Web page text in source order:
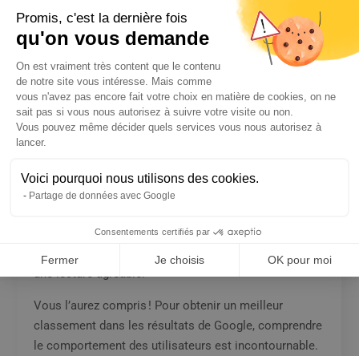
Promis, c'est la dernière fois
qu'on vous demande
Plateforme de Gestion du
On est vraiment très content que le contenu
de notre site vous intéresse. Mais comme
vous n'avez pas encore fait votre choix en matière de cookies, on ne
sait pas si vous nous autorisez à suivre votre visite ou non.
Vous pouvez même décider quels services vous nous autorisez à
lancer.
Voici pourquoi nous utilisons des cookies.
Partage de données avec Google
Consentements certifiés par
Fermer Je choisis OK pour moi
Axeptio consent
Des textes bien rédigés, des visuels de qualité et une
structuration claire du contenu captivent l’attention
des utilisateurs, prolongeant ainsi leur temps passé
sur votre site.
Intégrer des mots-clés
pertinents
est indissociable de l’UX. Intégrer des mots-clés
pertinentsde manière naturelle
recherche. Cependant, l’accent doit toujours être mis
sur la
cohérence du texte
pour garantir
une lecture agréable.
Vous l’aurez compris ! Pour obtenir un meilleur
classement dans les résultats de Google, comprendre
le comportement des utilisateurs est incontournable.